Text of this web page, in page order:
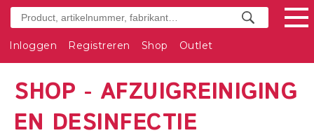
Inloggen Registreren Shop Outlet
SHOP - AFZUIGREINIGING
EN DESINFECTIE